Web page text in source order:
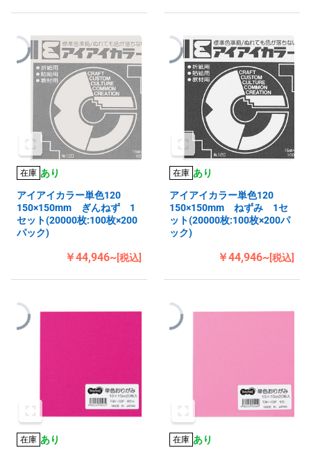
在庫 あり
アイアイカラー単色120
150×150mm ぎんねず 1
セット(20000枚:100枚×200
パック)
￥44,946~[税込]
在庫 あり
アイアイカラー単色120
150×150mm ねずみ 1セ
ット(20000枚:100枚×200パ
ック)
￥44,946~[税込]
在庫 あり
在庫 あり